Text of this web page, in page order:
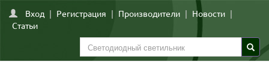
Вход | Регистрация | Производители | Новости |
Статьи